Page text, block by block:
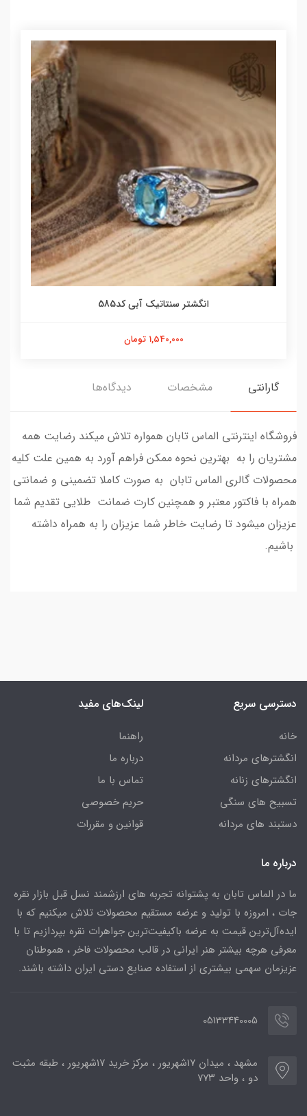
انگشتر سنتاتیک آبی کد585
1,540,000 تومان
گارانتی مشخصات دیدگاه‌ها
فروشگاه اینترنتی الماس تابان همواره تلاش میکند رضایت همه
مشتریان را به بهترین نحوه ممکن فراهم آورد به همین علت کلیه
محصولات گالری الماس تابان به صورت کاملا تضمینی و ضمانتی
همراه با فاکتور معتبر و همچنین کارت ضمانت طلایی تقدیم شما
عزیزان میشود تا رضایت خاطر شما عزیزان را به همراه داشته
باشیم.
دسترسی سریع
خانه
انگشترهای مردانه
انگشترهای زنانه
تسبیح های سنگی
دستبند های مردانه
لینک‌های مفید
راهنما
درباره ما
تماس با ما
حریم خصوصی
قوانین و مقررات
درباره ما
ما در الماس تابان به پشتوانه تجربه های ارزشمند نسل قبل بازار نقره
جات ، امروزه با تولید و عرضه مستقیم محصولات تلاش میکنیم که با
ایده‌آل‌ترین قیمت به عرضه باکیفیت‌ترین جواهرات نقره بپردازیم تا با
معرفی هرچه بیشتر هنر ایرانی در قالب محصولات فاخر ، هموطنان
عزیزمان سهمی بیشتری از استفاده صنایع دستی ایران داشته باشند.
05133440005
مشهد ، میدان ۱۷شهریور ، مرکز خرید ۱۷شهریور ، طبقه مثبت
دو ، واحد ۷۷۳